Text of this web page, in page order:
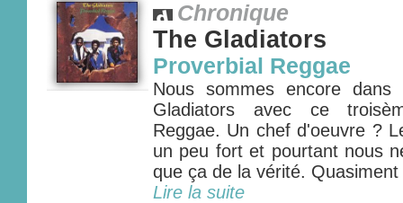
Chronique
The Gladiators
Proverbial Reggae
Nous sommes encore
Gladiators avec ce
Reggae. Un chef d'oeuvre ?
un peu fort et pourtant nous
que ça de la vérité.
Lire la suite